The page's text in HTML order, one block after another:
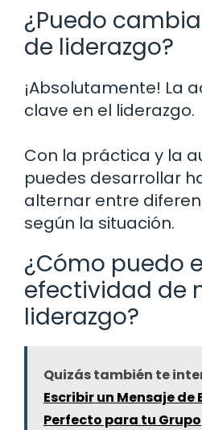
¿Puedo
de liderazgo?
¡Absolutamente! La
clave en el liderazgo.
Con la práctica y la
puedes desarrollar
alternar entre
según la situación.
¿Cómo puedo
efectividad de
liderazgo?
Quizás también te
Escribir un Mensaje de
Perfecto para tu Grupo